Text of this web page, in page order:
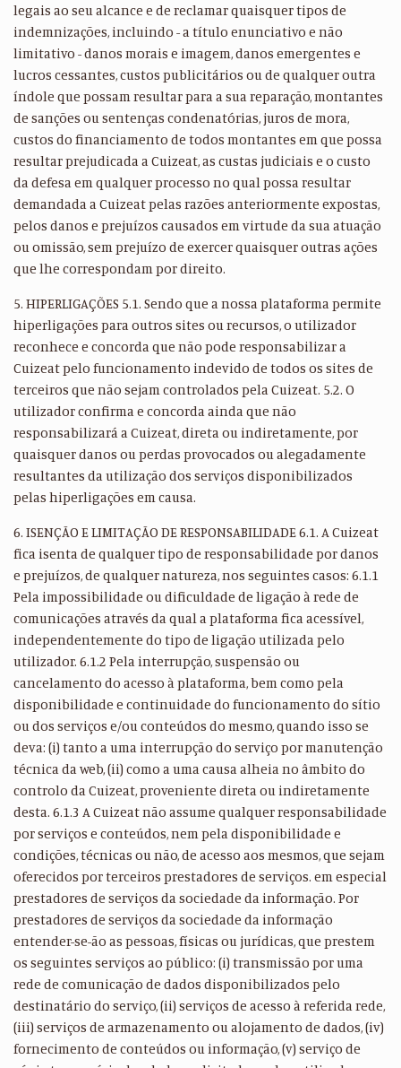
legais ao seu alcance e de reclamar quaisquer tipos de
indemnizações, incluindo - a título enunciativo e não
limitativo - danos morais e imagem, danos emergentes e
lucros cessantes, custos publicitários ou de qualquer outra
índole que possam resultar para a sua reparação, montantes
de sanções ou sentenças condenatórias, juros de mora,
custos do financiamento de todos montantes em que possa
resultar prejudicada a Cuizeat, as custas judiciais e o custo
da defesa em qualquer processo no qual possa resultar
demandada a Cuizeat pelas razões anteriormente expostas,
pelos danos e prejuízos causados em virtude da sua atuação
ou omissão, sem prejuízo de exercer quaisquer outras ações
que lhe correspondam por direito.
5. HIPERLIGAÇÕES 5.1. Sendo que a nossa plataforma permite
hiperligações para outros sites ou recursos, o utilizador
reconhece e concorda que não pode responsabilizar a
Cuizeat pelo funcionamento indevido de todos os sites de
terceiros que não sejam controlados pela Cuizeat. 5.2. O
utilizador confirma e concorda ainda que não
responsabilizará a Cuizeat, direta ou indiretamente, por
quaisquer danos ou perdas provocados ou alegadamente
resultantes da utilização dos serviços disponibilizados
pelas hiperligações em causa.
6. ISENÇÃO E LIMITAÇÃO DE RESPONSABILIDADE 6.1. A Cuizeat
fica isenta de qualquer tipo de responsabilidade por danos
e prejuízos, de qualquer natureza, nos seguintes casos: 6.1.1
Pela impossibilidade ou dificuldade de ligação à rede de
comunicações através da qual a plataforma fica acessível,
independentemente do tipo de ligação utilizada pelo
utilizador. 6.1.2 Pela interrupção, suspensão ou
cancelamento do acesso à plataforma, bem como pela
disponibilidade e continuidade do funcionamento do sítio
ou dos serviços e/ou conteúdos do mesmo, quando isso se
deva: (i) tanto a uma interrupção do serviço por manutenção
técnica da web, (ii) como a uma causa alheia no âmbito do
controlo da Cuizeat, proveniente direta ou indiretamente
desta. 6.1.3 A Cuizeat não assume qualquer responsabilidade
por serviços e conteúdos, nem pela disponibilidade e
condições, técnicas ou não, de acesso aos mesmos, que sejam
oferecidos por terceiros prestadores de serviços. em especial
prestadores de serviços da sociedade da informação. Por
prestadores de serviços da sociedade da informação
entender-se-ão as pessoas, físicas ou jurídicas, que prestem
os seguintes serviços ao público: (i) transmissão por uma
rede de comunicação de dados disponibilizados pelo
destinatário do serviço, (ii) serviços de acesso à referida rede,
(iii) serviços de armazenamento ou alojamento de dados, (iv)
fornecimento de conteúdos ou informação, (v) serviço de